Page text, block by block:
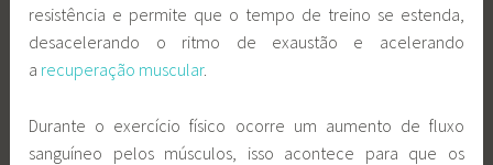
resistência e permite que o tempo de treino se estenda,
desacelerando o ritmo de exaustão e acelerando
a recuperação muscular.
Durante o exercício físico ocorre um aumento de fluxo
sanguíneo pelos músculos, isso acontece para que os